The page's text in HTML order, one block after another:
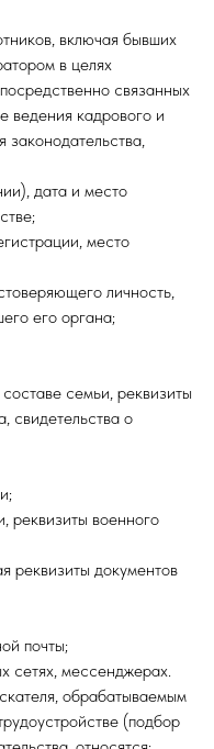
включая бывших
в целях
связанных
ведения кадрового и
законодательства,
дата и место
место
личность,
его органа;
семьи, реквизиты
свидетельства о
реквизиты военного
реквизиты документов
почты;
сетях, мессенджерах.
обрабатываемым
(подбор